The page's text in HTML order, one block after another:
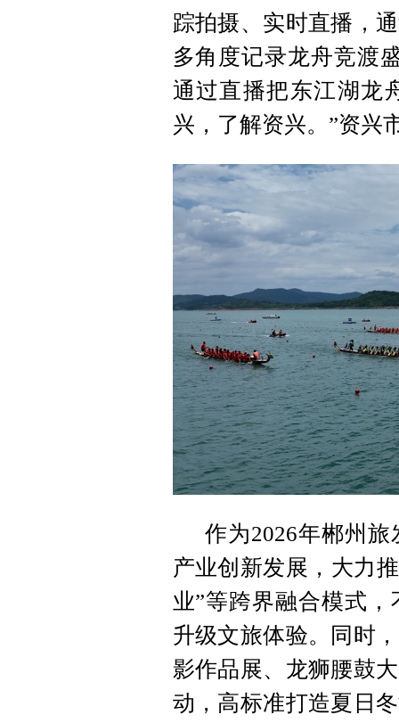
踪拍摄、实时直播，
多角度记录龙舟竞渡
通过直播把东江湖龙
兴，了解资兴。”资兴
作为2026年郴州
产业创新发展，大力
业”等跨界融合模式
升级文旅体验。同时
影作品展、龙狮腰鼓
动，高标准打造夏日